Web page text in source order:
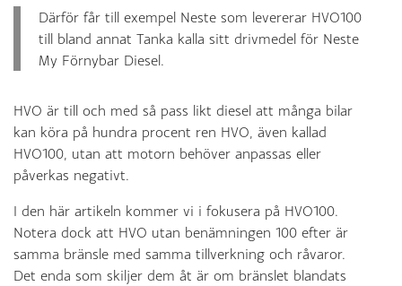
Därför får till exempel Neste som levererar HVO100
till bland annat Tanka kalla sitt drivmedel för Neste
My Förnybar Diesel.
HVO är till och med så pass likt diesel att många bilar
kan köra på hundra procent ren HVO, även kallad
HVO100, utan att motorn behöver anpassas eller
påverkas negativt.
I den här artikeln kommer vi i fokusera på HVO100.
Notera dock att HVO utan benämningen 100 efter är
samma bränsle med samma tillverkning och råvaror.
Det enda som skiljer dem åt är om bränslet blandats